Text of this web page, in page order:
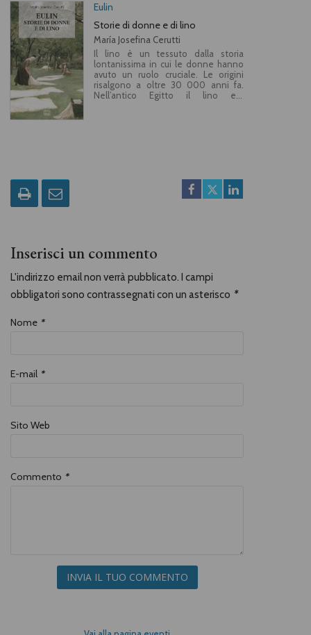
Eulin
Storie di donne e di lino
María Josefina Cerutti
Il lino è un tessuto dalla storia
lontanissima in cui le donne hanno
avuto un ruolo cruciale. Le origini
risalgono a oltre 30 000 anni fa.
Nell’antico Egitto il lino era
tessitrici in Irlanda. Ma anche negli
ultimi decenni questo tessuto è
tornato ad essere molto richiesto
tradizione antichissima. È una lunga
storia che in questo libro viene
raccontata come un romanzo
illuminando in particolare le figure di
donne che nel lino hanno
riconosciuto sempre il simbolo della
Inserisci un commento
L'indirizzo email non verrà pubblicato. I campi
obbligatori sono contrassegnati con un asterisco *
Nome *
E-mail *
Sito Web
Commento *
INVIA IL TUO COMMENTO